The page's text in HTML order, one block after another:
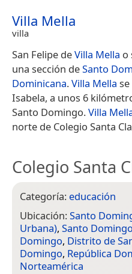
Villa Mella
villa
San Felipe deVilla Mella o
una sección deSanto
Dominicana.Villa Mella
Isabela, a unos 6
Santo Domingo.Villa
norte de Colegio Santa
Colegio Santa
Categoría: educación
Ubicación:Santo
Urbana), Santo
Domingo, Distrito de
Domingo, República
Norteamérica